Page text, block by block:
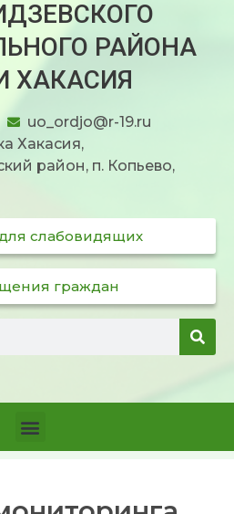
РАЙОНА
ХАКАСИЯ
uo_ordjo@r-19.ru
Хакасия,
район, п. Копьево,
слабовидящих
граждан